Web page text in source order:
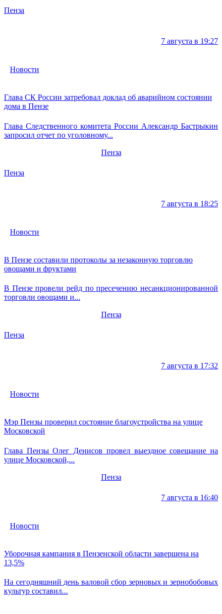
Пенза
7 августа в 19:27
Новости
Глава СК России затребовал доклад об аварийном состоянии
дома в Пензе
Глава Следственного комитета России Александр Бастрыкин
запросил отчет по уголовному...
Пенза
Пенза
7 августа в 18:25
Новости
В Пензе составили протоколы за незаконную торговлю
овощами и фруктами
В Пензе провели рейд по пресечению несанкционированной
торговли овощами и...
Пенза
Пенза
7 августа в 17:32
Новости
Мэр Пензы проверил состояние благоустройства на улице
Московской
Глава Пензы Олег Денисов провел выездное совещание на
улице Московской,...
Пенза
7 августа в 16:40
Новости
Уборочная кампания в Пензенской области завершена на
13,5%
На сегодняшний день валовой сбор зерновых и зернобобовых
культур составил...